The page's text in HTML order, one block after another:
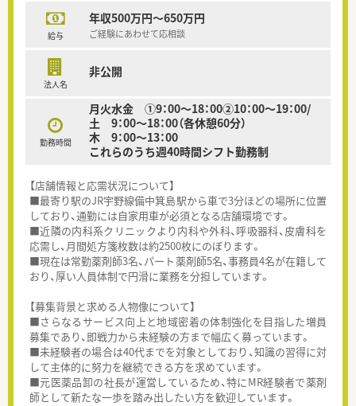
給与
年収500万円～650万円
ご経験にあわせて応相談
法人名
非公開
勤務時間
月火水金 ①9：00～18：00②10：00～19：00/
土 9：00～18：00（各休憩60分）
木 9：00～13：00
これらのうち週40時間シフト勤務制
【店舗情報と応需状況について】
■最寄り駅のJR宇野線備中箕島駅から車で3分ほどの場所に位置
しており、通勤には自家用車が必須となる店舗環境です。
■近隣の内科系クリニックより内科や外科、呼吸器科、皮膚科を
応需し、月間処方箋枚数は約2500枚にのぼります。
■現在は常勤薬剤師3名、パート薬剤師5名、事務員4名が在籍して
おり、厚い人員体制で円滑に業務を分担しています。
【募集背景と求める人物像について】
■さらなるサービス向上と地域密着の体制強化を目指した増員
募集であり、即戦力から未経験の方まで幅広く募っています。
■未経験者の場合は40代までを対象としており、知識の習得に対
して主体的に努力を継続できる方を求めています。
■元医薬品卸の社長が運営しているため、特にMR経験者で薬剤
師として新たな一歩を踏み出したい方を歓迎しています。